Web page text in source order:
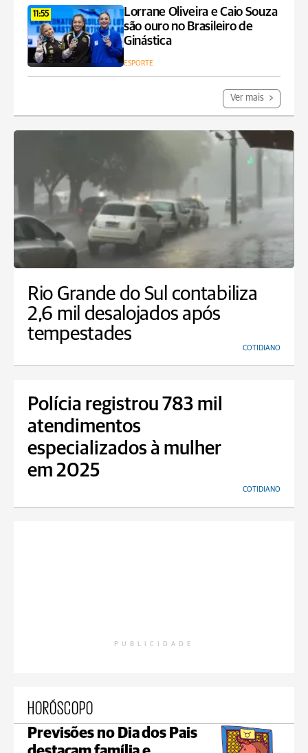
11:55
Lorrane Oliveira e Caio Souza
são ouro no Brasileiro de
Ginástica
ESPORTE
Ver mais
Rio Grande do Sul contabiliza
2,6 mil desalojados após
tempestades
COTIDIANO
Polícia registrou 783 mil
atendimentos
especializados à mulher
em 2025
COTIDIANO
PUBLICIDADE
HORÓSCOPO
Previsões no Dia dos Pais